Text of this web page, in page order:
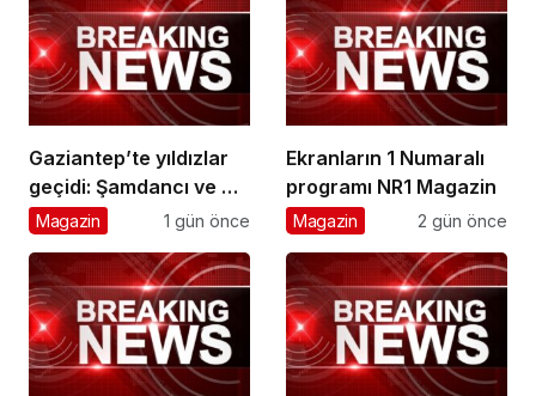
Gaziantep’te yıldızlar
geçidi: Şamdancı ve By
Mustafa açılışı ile
gala
Magazin 1 gün önce
Ekranların 1 Numaralı
programı NR1 Magazin
Magazin 2 gün önce